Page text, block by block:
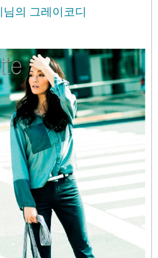
님의 그레이코디